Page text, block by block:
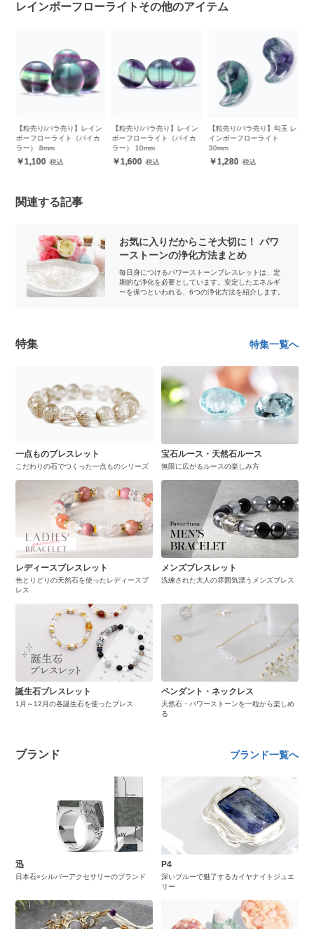
レインボーフローライトその他のアイテム
レイン
バイカ
【粒売り/バラ売り】レイン
ボーフローライト（バイカ
ラー） 10mm
1,600
【粒売り/バラ売り】勾玉 レ
インボーフローライト
30mm
1,280
【粒売り/バラ売り】バイ
ラーパープルフローライ
1,100
関連する記事
お気に入りだからこそ大切に！ パワ
ーストーンの浄化方法まとめ
毎日身につけるパワーストーンブレスレットは、定
期的な浄化を必要としています。安定したエネルギ
ーを保つといわれる、6つの浄化方法を紹介します。
特集 特集一覧へ
一点ものブレスレット
こだわりの石でつくった一点ものシリーズ
宝石ルース・天然石ルース
無限に広がるルースの楽しみ方
レディースブレスレット
色とりどりの天然石を使ったレディースブ
レス
メンズブレスレット
洗練された大人の雰囲気漂うメンズブレス
誕生石ブレスレット
1月～12月の各誕生石を使ったブレス
ペンダント・ネックレス
天然石・パワーストーンを一粒から楽しめ
る
ブランド ブランド一覧へ
迅
日本石×シルバーアクセサリーのブランド
P4
深いブルーで魅了するカイヤナイトジュエ
リー